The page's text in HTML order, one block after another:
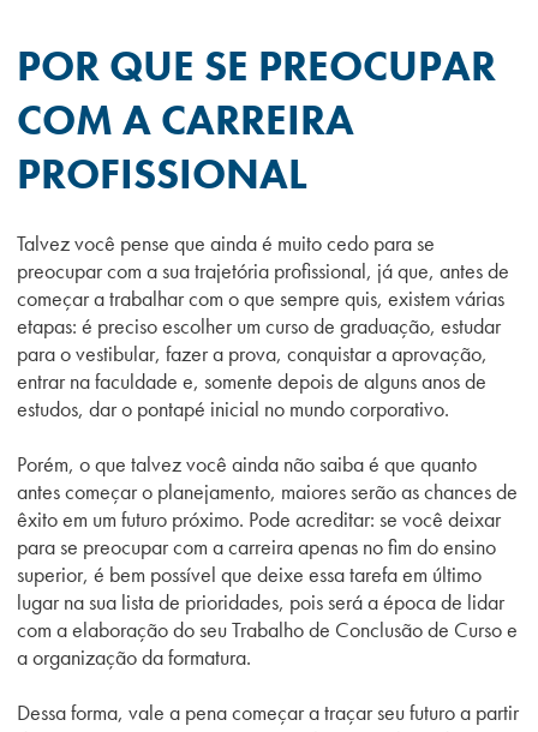
POR QUE SE PREOCUPAR
COM A CARREIRA
PROFISSIONAL
Talvez você pense que ainda é muito cedo para se
preocupar com a sua trajetória profissional, já que, antes de
começar a trabalhar com o que sempre quis, existem várias
etapas: é preciso escolher um curso de graduação, estudar
para o vestibular, fazer a prova, conquistar a aprovação,
entrar na faculdade e, somente depois de alguns anos de
estudos, dar o pontapé inicial no mundo corporativo.
Porém, o que talvez você ainda não saiba é que quanto
antes começar o planejamento, maiores serão as chances de
êxito em um futuro próximo. Pode acreditar: se você deixar
para se preocupar com a carreira apenas no fim do ensino
superior, é bem possível que deixe essa tarefa em último
lugar na sua lista de prioridades, pois será a época de lidar
com a elaboração do seu Trabalho de Conclusão de Curso e
a organização da formatura.
Dessa forma, vale a pena começar a traçar seu futuro a partir